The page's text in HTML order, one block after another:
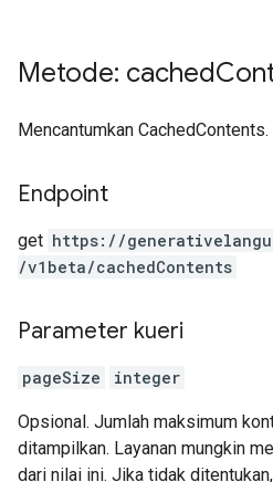
Metode: cached
Mencantumkan CachedContents.
Endpoint
get https: / /
/v1beta/cachedContents
Parameter kueri
pageSize integer
Opsional. Jumlah maksimum
ditampilkan. Layanan mungkin
dari nilai ini. Jika tidak